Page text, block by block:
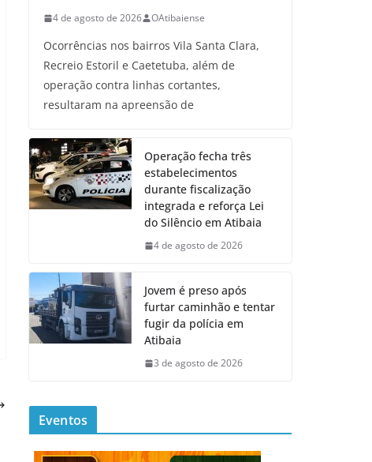
4 de agosto de 2026 OAtibaiense
Ocorrências nos bairros Vila Santa Clara,
Recreio Estoril e Caetetuba, além de
operação contra linhas cortantes,
resultaram na apreensão de
Operação fecha três
estabelecimentos
durante fiscalização
integrada e reforça Lei
do Silêncio em Atibaia
4 de agosto de 2026
Jovem é preso após
furtar caminhão e tentar
fugir da polícia em
Atibaia
3 de agosto de 2026
Eventos